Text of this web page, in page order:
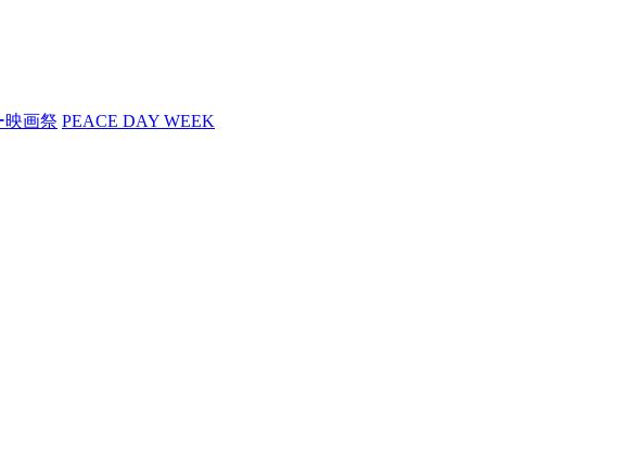
映画祭 PEACE DAY WEEK